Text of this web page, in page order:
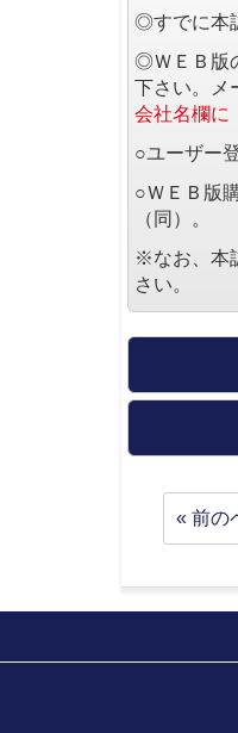
◎すでに本
◎ＷＥＢ版
下さい。メ
会社名欄に
○ユーザー
○ＷＥＢ版
（同）。
※なお、本
さい。
« 前の